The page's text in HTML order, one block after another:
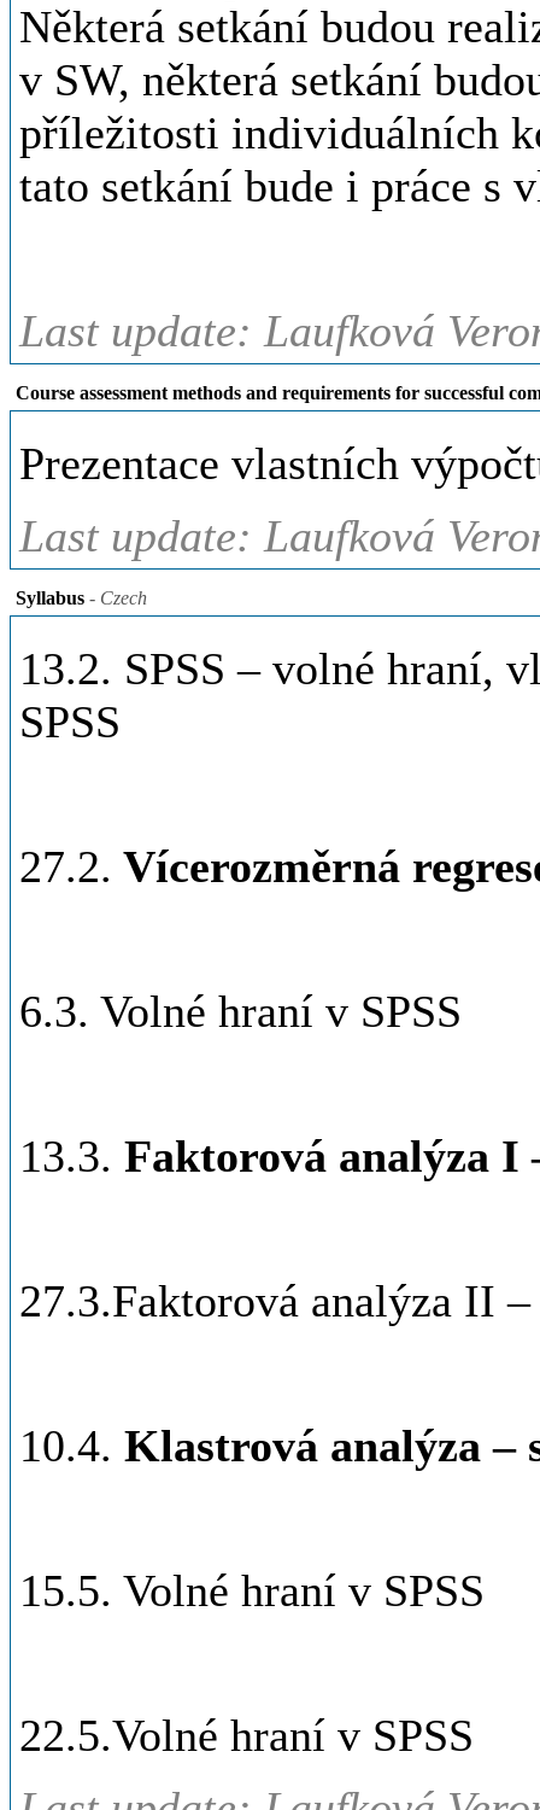
Některá setkání budou
v SW, některá setkání
příležitosti individuálních
tato setkání bude i práce s
Last update: Laufková
Course assessment methods and requirements for successful
Prezentace vlastních
Last update: Laufková
Syllabus - Czech
13.2. SPSS – volné hraní,
SPSS
27.2. Vícerozměrná
6.3. Volné hraní v SPSS
13.3. Faktorová analýza I
27.3.Faktorová analýza II
10.4. Klastrová analýza –
15.5. Volné hraní v SPSS
22.5.Volné hraní v SPSS